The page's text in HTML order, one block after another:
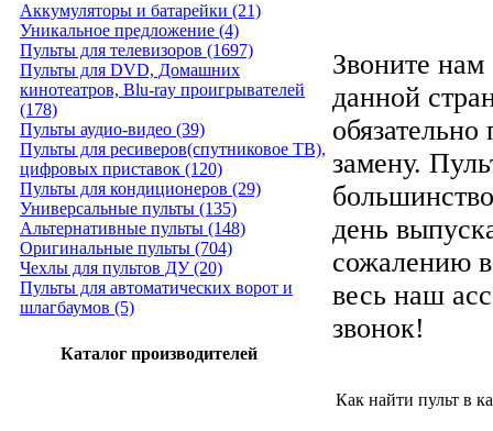
Аккумуляторы и батарейки (21)
Уникальное предложение (4)
Пульты для телевизоров (1697)
Пульты для DVD, Домашних
кинотеатров, Blu-ray проигрывателей
(178)
Пульты аудио-видео (39)
Пульты для ресиверов(спутниковое ТВ),
цифровых приставок (120)
Пульты для кондиционеров (29)
Универсальные пульты (135)
Альтернативные пульты (148)
Оригинальные пульты (704)
Чехлы для пультов ДУ (20)
Пульты для автоматических ворот и
шлагбаумов (5)
Каталог производителей
Звоните нам
данной
замену.
день
сожалению
весь наш
звонок!
Как найти пульт в